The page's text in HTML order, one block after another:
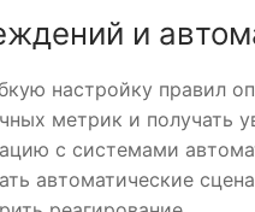
и
настройку правил
метрик и получать
с системами
автоматические